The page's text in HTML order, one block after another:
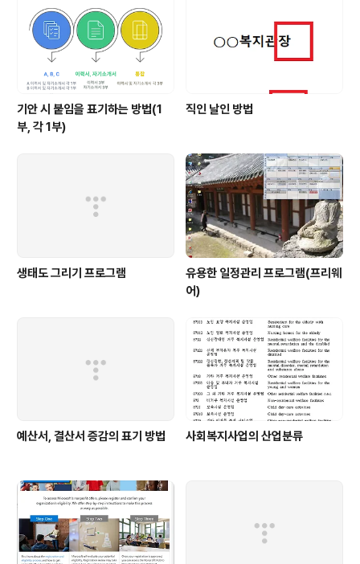
기안 시 붙임을 표기하는 방법(1
부, 각 1부)
직인 날인 방법
생태도 그리기 프로그램
유용한 일정관리 프로그램(프리웨
어)
예산서, 결산서 증감의 표기 방법 사회복지사업의 산업분류